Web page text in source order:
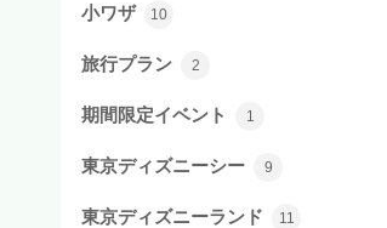
小ワザ 10
旅行プラン 2
期間限定イベント 1
東京ディズニーシー 9
東京ディズニーランド 11